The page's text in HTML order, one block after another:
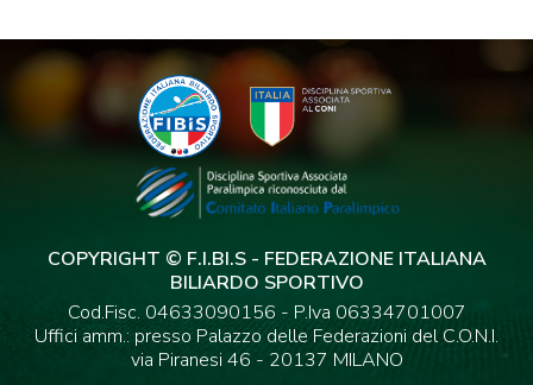
COPYRIGHT © F.I.BI.S - FEDERAZIONE ITALIANA
BILIARDO SPORTIVO
Cod.Fisc. 04633090156 - P.Iva 06334701007
Uffici amm.: presso Palazzo delle Federazioni del C.O.N.I.
via Piranesi 46 - 20137 MILANO